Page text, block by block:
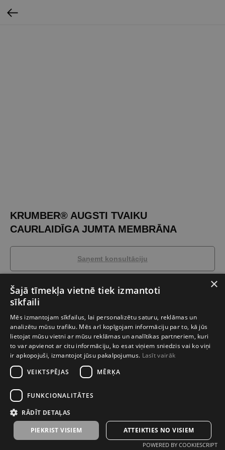
KRUMBER® AUGSTI TVAIKU
CAURLAIDĪGA JUMTA MEMBRĀNA
Saņemt konsultāciju
KRUMBER METALIC 3D ar atdalīšanas un drenāžas slāni.
tvaiku caurlaidīga, ūdensnecaurlaidīga un vēja necaurlaidīga membrāna.
nelabvēlīgiem laikapstākļiem (vēju, lietu, sniegu, putekļiem). Augšējais
slānis veidots no sapītas atdalīšanas-drenāžas šķiedru paklāja, kas
nodrošina kapilārās spraugas veidošanos. Membrāna regulē telpas
mitruma līmeni, novadot tā pārpalikumu ārā. Tā samazina jumtam
pieejamās temperatūras svārstības un trokšņu līmeni.
lokšņu konstrukcijās.
×
Šajā tīmekļa vietnē tiek izmantoti
sīkfaili
Mēs izmantojam sīkfailus, lai personalizētu saturu, reklāmas un
analizētu mūsu trafiku. Mēs arī kopīgojam informāciju par to, kā jūs
lietojat mūsu vietni ar mūsu reklāmas un analītikas partneriem, kuri
to var apvienot ar citu informāciju, ko esat viņiem sniedzis vai ko viņi
ir apkopojuši, izmantojot jūsu pakalpojumus. Lasīt vairāk
VEIKTSPĒJAS
MĒRĶA
FUNKCIONALITĀTES
RĀDĪT DETAĻAS
PIEKRIST VISIEM ATTEIKTIES NO VISIEM
POWERED BY COOKIESCRIPT